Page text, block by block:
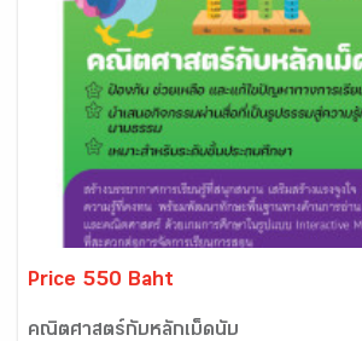
Price 550 Baht
คณิตศาสตร์กับหลักเม็ดนับ